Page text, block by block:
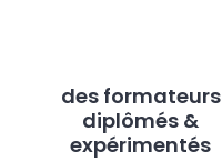
des formateurs
diplômés &
expérimentés